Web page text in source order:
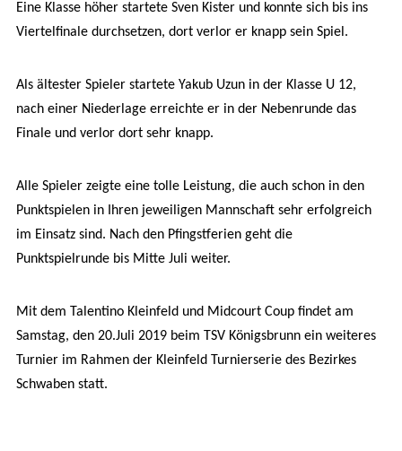
Eine Klasse höher startete Sven Kister und konnte sich bis ins
Viertelfinale durchsetzen, dort verlor er knapp sein Spiel.
Als ältester Spieler startete Yakub Uzun in der Klasse U 12,
nach einer Niederlage erreichte er in der Nebenrunde das
Finale und verlor dort sehr knapp.
Alle Spieler zeigte eine tolle Leistung, die auch schon in den
Punktspielen in Ihren jeweiligen Mannschaft sehr erfolgreich
im Einsatz sind. Nach den Pfingstferien geht die
Punktspielrunde bis Mitte Juli weiter.
Mit dem Talentino Kleinfeld und Midcourt Coup findet am
Samstag, den 20.Juli 2019 beim TSV Königsbrunn ein weiteres
Turnier im Rahmen der Kleinfeld Turnierserie des Bezirkes
Schwaben statt.